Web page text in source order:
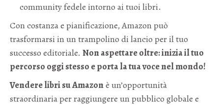
community fedele intorno ai tuoi libri.
Con costanza e pianificazione, Amazon può
trasformarsi in un trampolino di lancio per il tuo
successo editoriale. Non aspettare oltre: inizia il tuo
percorso oggi stesso e porta la tua voce nel mondo!
Vendere libri su Amazonè un’opportunità
straordinaria per raggiungere un pubblico globale e